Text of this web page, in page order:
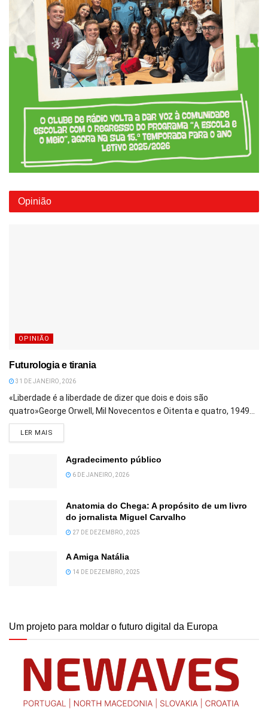
Opinião
OPINIÃO
Futurologia e tirania
31 DE JANEIRO, 2026
«Liberdade é a liberdade de dizer que dois e dois são
quatro»George Orwell, Mil Novecentos e Oitenta e quatro, 1949...
LER MAIS
Agradecimento público
6 DE JANEIRO, 2026
Anatomia do Chega: A propósito de um livro
do jornalista Miguel Carvalho
27 DE DEZEMBRO, 2025
A Amiga Natália
14 DE DEZEMBRO, 2025
Um projeto para moldar o futuro digital da Europa